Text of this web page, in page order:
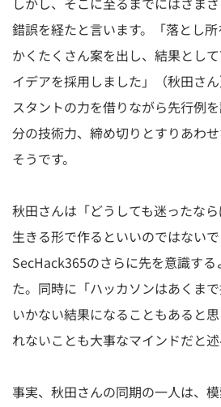
錯誤を経たと言います。「落とし
かくたくさん案を出し、結果とし
イデアを採用しました」（秋田さ
スタントの力を借りながら先行例
分の技術力、締め切りとすりあわ
そうです。
秋田さんは「どうしても迷ったな
生きる形で作るといいのではないで
SecHack365のさらに先を意識す
た。同時に「ハッカソンはあくま
いかない結果になることもあると
れないことも大事なマインドだと述
事実、秋田さんの同期の一人は、